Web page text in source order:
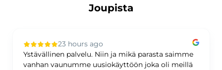
Joupista
23 hours ago
Ystävällinen palvelu. Niin ja mikä parasta saimme
vanhan vaunumme uusiokäyttöön joka oli meillä